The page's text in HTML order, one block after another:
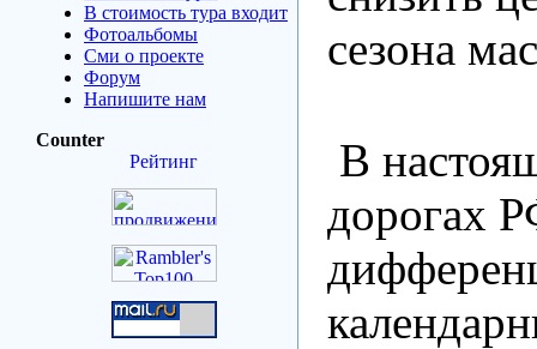
В стоимость тура входит
Фотоальбомы
Сми о проекте
Форум
Напишите нам
Counter
сезона
В
дорогах